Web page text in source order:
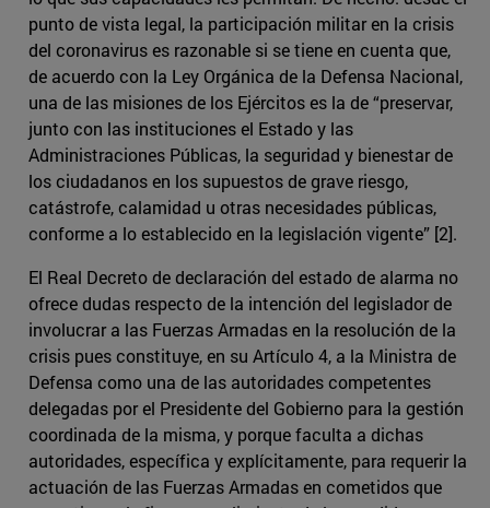
punto de vista legal, la participación militar en la crisis
del coronavirus es razonable si se tiene en cuenta que,
de acuerdo con la Ley Orgánica de la Defensa Nacional,
una de las misiones de los Ejércitos es la de “preservar,
junto con las instituciones el Estado y las
Administraciones Públicas, la seguridad y bienestar de
los ciudadanos en los supuestos de grave riesgo,
catástrofe, calamidad u otras necesidades públicas,
conforme a lo establecido en la legislación vigente” [2].
El Real Decreto de declaración del estado de alarma no
ofrece dudas respecto de la intención del legislador de
involucrar a las Fuerzas Armadas en la resolución de la
crisis pues constituye, en su Artículo 4, a la Ministra de
Defensa como una de las autoridades competentes
delegadas por el Presidente del Gobierno para la gestión
coordinada de la misma, y porque faculta a dichas
autoridades, específica y explícitamente, para requerir la
actuación de las Fuerzas Armadas en cometidos que